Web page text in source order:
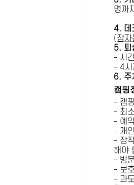
명까
4. 데
(잠자
5. 퇴
- 시
- 4시
6. 주
캠핑
- 캠
- 최
- 예
- 개
- 장
해야
- 방
- 보
- 과